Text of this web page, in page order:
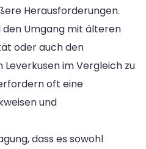
Herausforderungen.
den Umgang mit älteren
oder auch den
im Vergleich zu
oft eine
und
dass es sowohl